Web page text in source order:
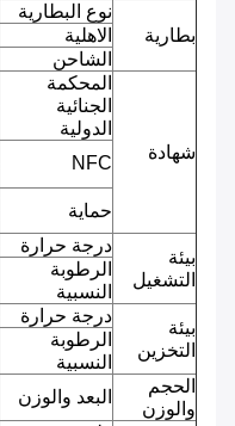
بطارية
نوع البطارية
الاهلية
الشاحن
شهادة
المحكمة
الجنائية
الدولية
NFC
حماية
بيئة
التشغيل
درجة حرارة
الرطوبة
النسبية
بيئة
التخزين
درجة حرارة
الرطوبة
النسبية
الحجم
والوزن
البعد والوزن